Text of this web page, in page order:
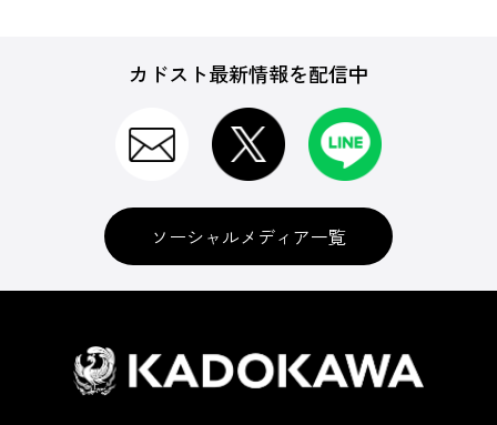
カドスト最新情報を配信中
ソーシャルメディア一覧